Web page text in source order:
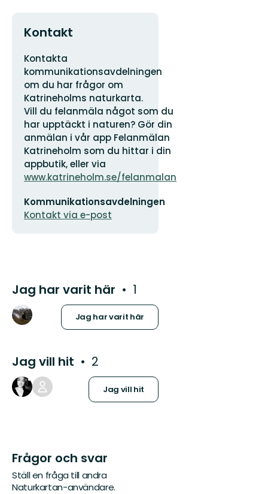
Kontakt
Adress
Kontakta
kommunikationsavdelningen
om du har frågor om
Katrineholms naturkarta.
Vill du felanmäla något som du
har upptäckt i naturen? Gör din
anmälan i vår app Felanmälan
Katrineholm som du hittar i din
appbutik, eller via
www.katrineholm.se/felanmalan
postadress
Kommunikationsavdelningen
Kontakt via e-post
Jag har varit här 1
Jag har varit här
Jag vill hit 2
Jag vill hit
Frågor och svar
Ställ en fråga till andra
Naturkartan-användare.